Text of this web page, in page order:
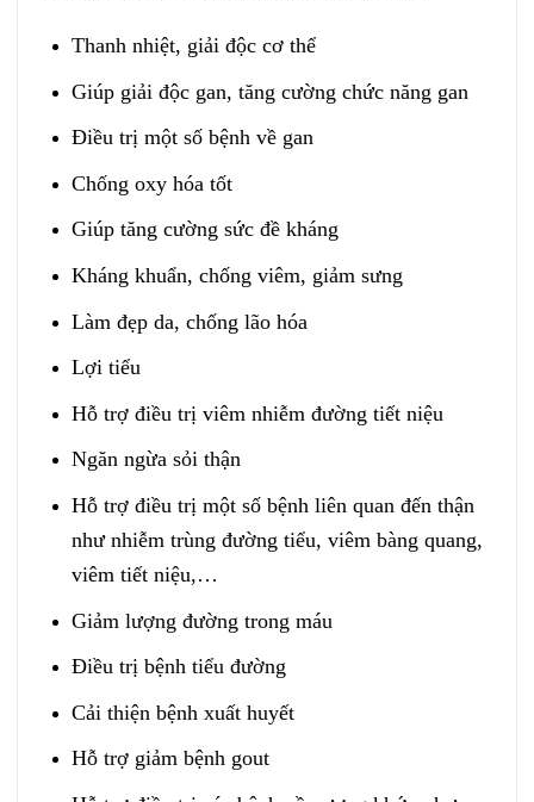
Thanh nhiệt, giải độc cơ thể
Giúp giải độc gan, tăng cường chức năng gan
Điều trị một số bệnh về gan
Chống oxy hóa tốt
Giúp tăng cường sức đề kháng
Kháng khuẩn, chống viêm, giảm sưng
Làm đẹp da, chống lão hóa
Lợi tiểu
Hỗ trợ điều trị viêm nhiễm đường tiết niệu
Ngăn ngừa sỏi thận
Hỗ trợ điều trị một số bệnh liên quan đến thận
như nhiễm trùng đường tiểu, viêm bàng quang,
viêm tiết niệu,…
Giảm lượng đường trong máu
Điều trị bệnh tiểu đường
Cải thiện bệnh xuất huyết
Hỗ trợ giảm bệnh gout